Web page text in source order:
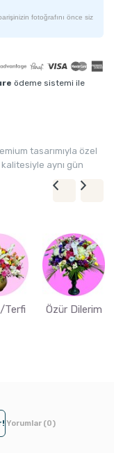
fotoğrafını önce siz
ödeme sistemi ile
tasarımıyla özel
aynı gün
Terfi Özür Dilerim
Yorumlar (0)